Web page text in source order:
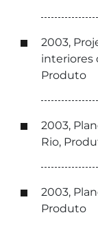
2003,
interiores
Produto
2003,
Rio,
2003,
Produto